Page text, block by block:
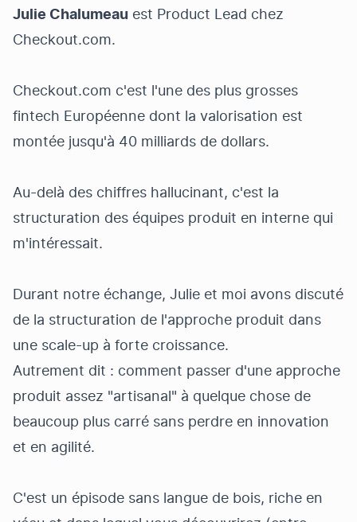
Julie Chalumeau est Product Lead chez
Checkout.com.
Checkout.com c'est l'une des plus grosses
fintech Européenne dont la valorisation est
montée jusqu'à 40 milliards de dollars.
Au-delà des chiffres hallucinant, c'est la
structuration des équipes produit en interne qui
m'intéressait.
Durant notre échange, Julie et moi avons discuté
de la structuration de l'approche produit dans
une scale-up à forte croissance.
Autrement dit : comment passer d'une approche
produit assez "artisanal" à quelque chose de
beaucoup plus carré sans perdre en innovation
et en agilité.
C'est un épisode sans langue de bois, riche en